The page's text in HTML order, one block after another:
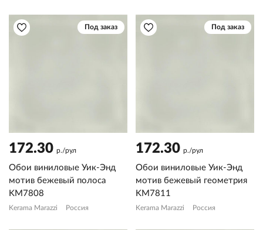
Под заказ
172.30 р./рул
Обои виниловые Уик-Энд
мотив бежевый полоса
KM7808
Kerama Marazzi Россия
Под заказ
172.30 р./рул
Обои виниловые Уик-Энд
мотив бежевый геометрия
KM7811
Kerama Marazzi Россия